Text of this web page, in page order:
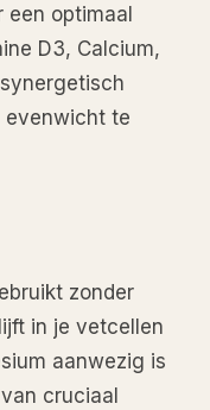
een optimaal
D3, Calcium,
evenwicht te
zonder
in je vetcellen
aanwezig is
cruciaal